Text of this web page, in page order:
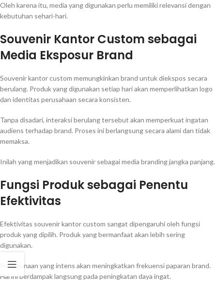
Oleh karena itu, media yang digunakan perlu memiliki relevansi dengan
kebutuhan sehari-hari.
Souvenir Kantor Custom sebagai
Media Eksposur Brand
Souvenir kantor custom memungkinkan brand untuk diekspos secara
berulang. Produk yang digunakan setiap hari akan memperlihatkan logo
dan identitas perusahaan secara konsisten.
Tanpa disadari, interaksi berulang tersebut akan memperkuat ingatan
audiens terhadap brand. Proses ini berlangsung secara alami dan tidak
memaksa.
Inilah yang menjadikan souvenir sebagai media branding jangka panjang.
Fungsi Produk sebagai Penentu
Efektivitas
Efektivitas souvenir kantor custom sangat dipengaruhi oleh fungsi
produk yang dipilih. Produk yang bermanfaat akan lebih sering
digunakan.
Penggunaan yang intens akan meningkatkan frekuensi paparan brand.
Hal ini berdampak langsung pada peningkatan daya ingat.